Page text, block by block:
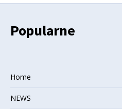
Popularne
Home
NEWS